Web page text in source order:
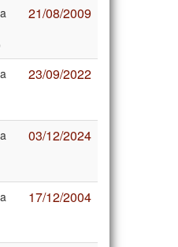
21/08/2009
23/09/2022
03/12/2024
17/12/2004